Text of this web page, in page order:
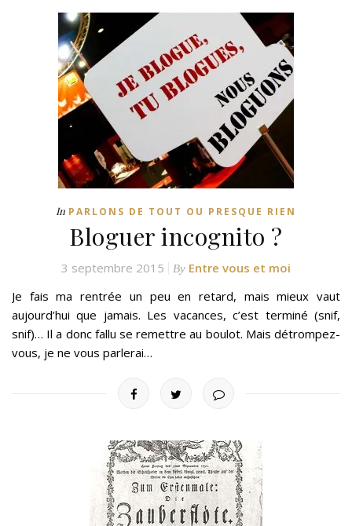
In PARLONS DE TOUT OU PRESQUE RIEN
Bloguer incognito ?
3 septembre 2015 By Entre vous et moi
Je fais ma rentrée un peu en retard, mais mieux vaut
aujourd’hui que jamais. Les vacances, c’est terminé (snif,
snif)… Il a donc fallu se remettre au boulot. Mais détrompez-
vous, je ne vous parlerai…